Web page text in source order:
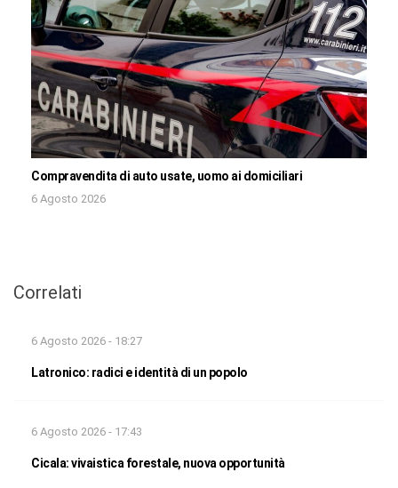
Compravendita di auto usate, uomo ai domiciliari
6 Agosto 2026
Correlati
6 Agosto 2026 - 18:27
Latronico: radici e identità di un popolo
6 Agosto 2026 - 17:43
Cicala: vivaistica forestale, nuova opportunità